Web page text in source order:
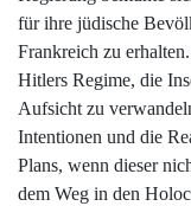
für ihre jüdische
Frankreich zu
Hitlers Regime, die
Aufsicht zu
Intentionen und die
Plans, wenn dieser
dem Weg in den